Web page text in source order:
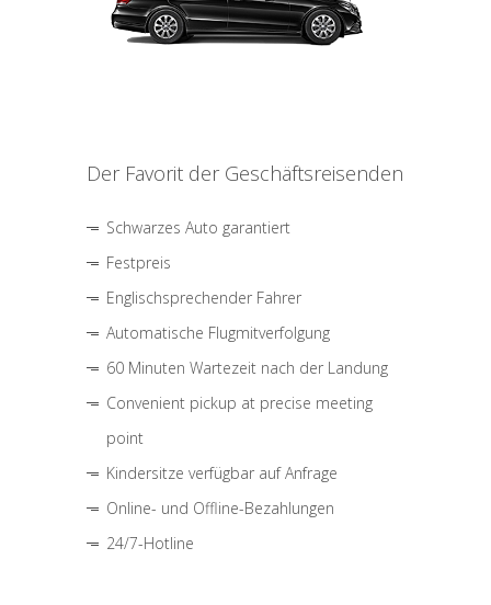
Der Favorit der Geschäftsreisenden
Schwarzes Auto garantiert
Festpreis
Englischsprechender Fahrer
Automatische Flugmitverfolgung
60 Minuten Wartezeit nach der Landung
Convenient pickup at precise meeting
point
Kindersitze verfügbar auf Anfrage
Online- und Offline-Bezahlungen
24/7-Hotline